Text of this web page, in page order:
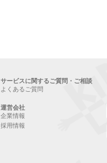
サービスに関するご質問・ご相談
よくあるご質問
運営会社
企業情報
採用情報